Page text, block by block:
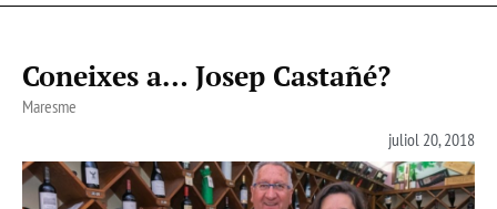
Coneixes a… Josep Castañé?
Maresme
juliol 20, 2018